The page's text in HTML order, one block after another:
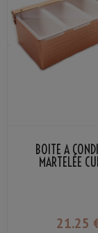
BOÎTE À
MARTELÉE
21.25